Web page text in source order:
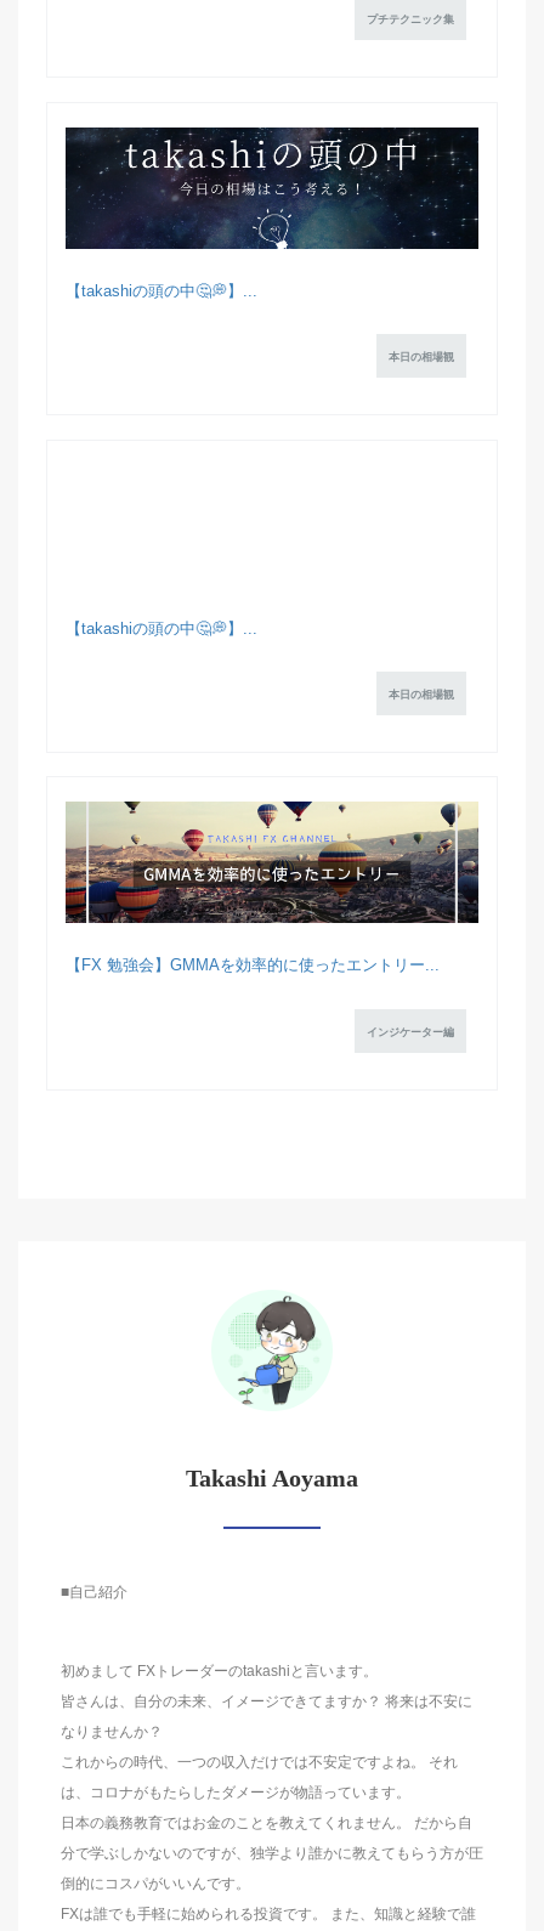
プチテクニック集
【takashiの頭の中🤔💭】...
本日の相場観
【takashiの頭の中🤔💭】...
本日の相場観
【FX 勉強会】GMMAを効率的に使ったエントリー...
インジケーター編
Takashi Aoyama
■自己紹介
初めまして FXトレーダーのtakashiと言います。
皆さんは、自分の未来、イメージできてますか？ 将来は不安に
なりませんか？
これからの時代、一つの収入だけでは不安定ですよね。 それ
は、コロナがもたらしたダメージが物語っています。
日本の義務教育ではお金のことを教えてくれません。 だから自
分で学ぶしかないのですが、独学より誰かに教えてもらう方が圧
倒的にコスパがいいんです。
FXは誰でも手軽に始められる投資です。 また、知識と経験で誰